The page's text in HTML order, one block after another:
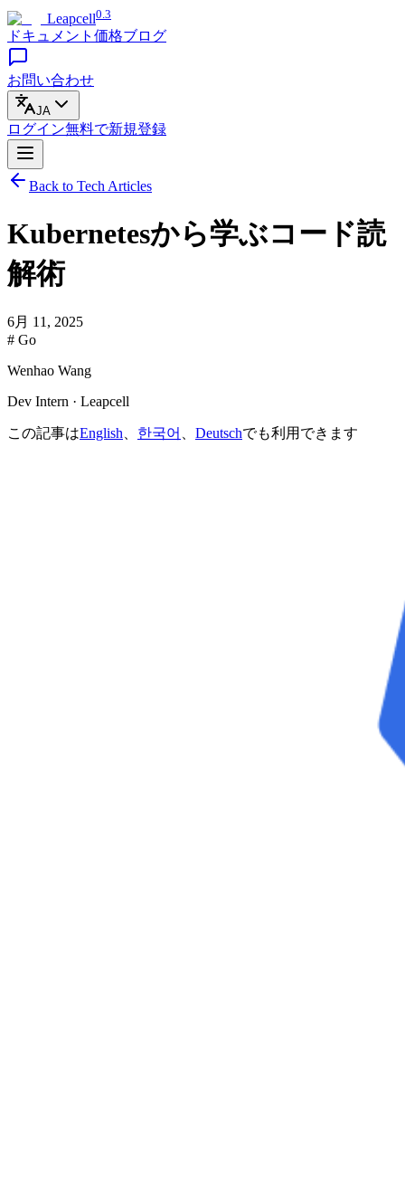
Leapcell0.3
ドキュメント 価格ブログ
お問い合わせ
JA
ログイン無料で新規登録
Back to Tech Articles
Kubernetesから学ぶコード読
解術
6月 11, 2025
# Go
Wenhao Wang
Dev Intern · Leapcell
この記事はEnglish 한국어 Deutschでも利用できます